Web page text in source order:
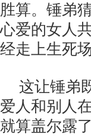
胜算。锤弟
心爱的女人
经走上生死
这让锤弟
爱人和别人
就算盖尔露